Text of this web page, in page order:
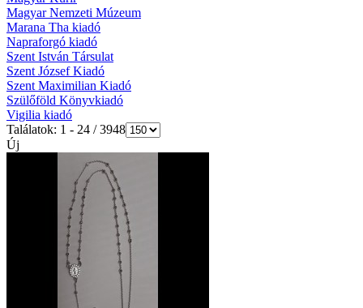
Magyar Nemzeti Múzeum
Marana Tha kiadó
Napraforgó kiadó
Szent István Társulat
Szent József Kiadó
Szent Maximilian Kiadó
Szülőföld Könyvkiadó
Vigilia kiadó
Találatok: 1 - 24 / 3948
Új